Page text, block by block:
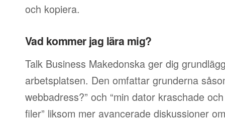
och kopiera.
Vad kommer jag lära mig?
Talk Business Makedonska ger dig
arbetsplatsen. Den omfattar grunderna
webbadress?” och “min dator kraschade
filer” liksom mer avancerade diskussioner